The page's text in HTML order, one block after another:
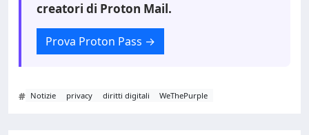
creatori di Proton Mail.
Prova Proton Pass →
# Notizie privacy diritti digitali WeThePurple